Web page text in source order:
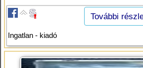
További
Ingatlan - kiadó